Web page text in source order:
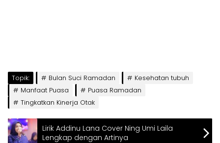
Topik: Bulan Suci Ramadan
Kesehatan tubuh
Manfaat Puasa
Puasa Ramadan
Tingkatkan Kinerja Otak
Lirik Addinu Lana Cover Ning Umi Laila
Lengkap dengan Artinya